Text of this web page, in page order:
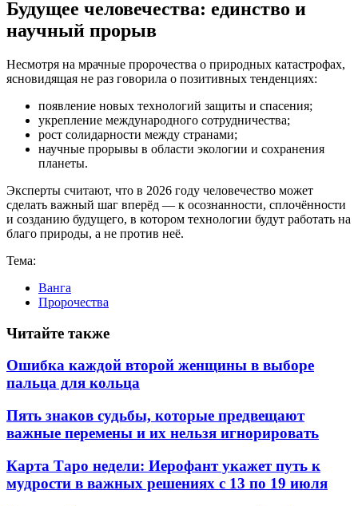
Будущее человечества: единство и
научный прорыв
Несмотря на мрачные пророчества о природных катастрофах,
ясновидящая не раз говорила о позитивных тенденциях:
появление новых технологий защиты и спасения;
укрепление международного сотрудничества;
рост солидарности между странами;
научные прорывы в области экологии и сохранения
планеты.
Эксперты считают, что в 2026 году человечество может
сделать важный шаг вперёд — к осознанности, сплочённости
и созданию будущего, в котором технологии будут работать на
благо природы, а не против неё.
Тема:
Ванга
Пророчества
Читайте также
Ошибка каждой второй женщины в выборе
пальца для кольца
Пять знаков судьбы, которые предвещают
важные перемены и их нельзя игнорировать
Карта Таро недели: Иерофант укажет путь к
мудрости в важных решениях с 13 по 19 июля